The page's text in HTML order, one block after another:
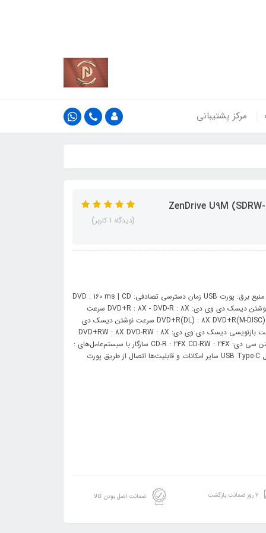
مرکز پشتیبانی
(دیدگاه 1 کاربر)
مشخصات فنی:: ابعاد : 14 × 135 × 142 میلی‌متر وزن : 245 گرم نوع درایو:DVD منبع برق: پورت USB زمان دسترسی تصادفی: DVD : 160 ms | CD
: 140 ms سرعت خواندن دیسک دی وی دی: DVD+R : 8X -DVD-R : 8X سرعت نوشتن دیسک دی وی دی: DVD+R : 8X - DVD-R : 8X سرعت
خواندن دیسک دی وی دی دو لایه: DVD+R(DL) : 8X DVD+R(M-DISC) : 8X DVD-R(DL) : 8X DVD-ROM(DL) : 8X سرعت نوشتن دیسک دی
وی دی دو لایه: DVD+R(DL) : 6X DVD-R(DL) : 6X DVD+R(M-DISC) : 4X سرعت بازنویسی دیسک دی وی دی: DVD+RW : 8X DVD-RW : 8X
سرعت خواندن سی دی : CD-R : 24X CD-RW : 24X CD-ROM : 24X سرعت نوشتن سی دی: CD-R : 24X CD-RW : 24X سازگار با سیستم‌عامل‌های :
Windows 10/ 8.1 / 8 /7 /Vista /XP Mac OS X 10.6 or higher اقلام همراه: کابل USB Type-C سایر امکانات و قابلیت‌ها اتصال از طریق پورت
۷ روز ضمانت بازگشت ضمانت اصل بودن کالا